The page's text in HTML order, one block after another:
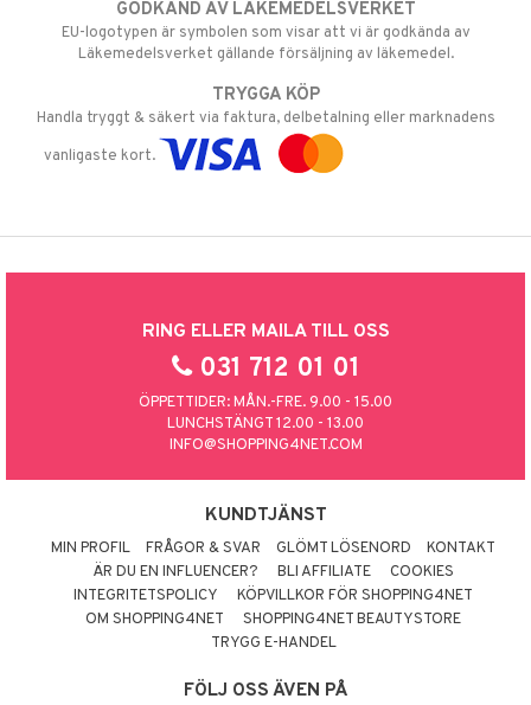
GODKÄND AV LÄKEMEDELSVERKET
EU-logotypen är symbolen som visar att vi är godkända av
Läkemedelsverket gällande försäljning av läkemedel.
TRYGGA KÖP
Handla tryggt & säkert via faktura, delbetalning eller marknadens
vanligaste kort.
RING ELLER MAILA TILL OSS
031 712 01 01
ÖPPETTIDER: MÅN.-FRE. 9.00 - 15.00
LUNCHSTÄNGT 12.00 - 13.00
INFO@SHOPPING4NET.COM
KUNDTJÄNST
MIN PROFIL FRÅGOR & SVAR GLÖMT LÖSENORD
KONTAKT
ÄR DU EN INFLUENCER?
BLI AFFILIATE
COOKIES
INTEGRITETSPOLICY
KÖPVILLKOR FÖR SHOPPING4NET
OM SHOPPING4NET
SHOPPING4NET BEAUTYSTORE
TRYGG E-HANDEL
FÖLJ OSS ÄVEN PÅ